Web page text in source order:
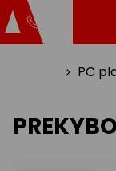
PC